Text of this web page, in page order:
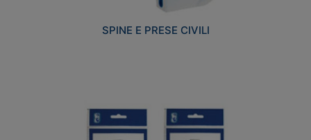
SPINE E PRESE CIVILI